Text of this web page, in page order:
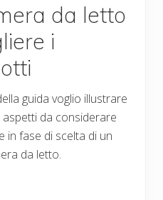
da letto
i
guida voglio illustrare
da considerare
in fase di scelta di un
da letto.